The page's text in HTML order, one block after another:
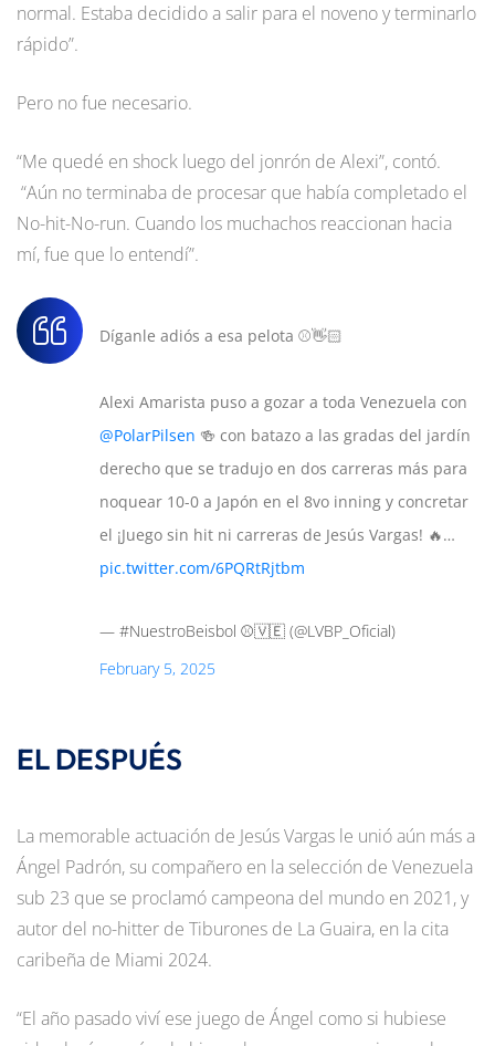
normal. Estaba decidido a salir para el noveno y terminarlo
rápido”.
Pero no fue necesario.
“Me quedé en shock luego del jonrón de Alexi”, contó.
“Aún no terminaba de procesar que había completado el
No-hit-No-run. Cuando los muchachos reaccionan hacia
mí, fue que lo entendí”.
Díganle adiós a esa pelota ⚾👋🏻
Alexi Amarista puso a gozar a toda Venezuela con
@PolarPilsen 🍻 con batazo a las gradas del jardín
derecho que se tradujo en dos carreras más para
noquear 10-0 a Japón en el 8vo inning y concretar
el ¡Juego sin hit ni carreras de Jesús Vargas! 🔥…
pic.twitter.com/6PQRtRjtbm
— #NuestroBeisbol ⚾️🇻🇪 (@LVBP_Oficial)
February 5, 2025
EL DESPUÉS
La memorable actuación de Jesús Vargas le unió aún más a
Ángel Padrón, su compañero en la selección de Venezuela
sub 23 que se proclamó campeona del mundo en 2021, y
autor del no-hitter de Tiburones de La Guaira, en la cita
caribeña de Miami 2024.
“El año pasado viví ese juego de Ángel como si hubiese